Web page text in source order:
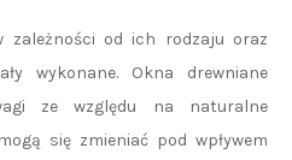
zależności od ich rodzaju oraz
wykonane. Okna drewniane
ze względu na naturalne
się zmieniać pod wpływem